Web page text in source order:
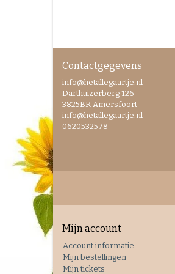
Contactgegevens
info@hetallegaartje.nl
Darthuizerberg 126
3825BR Amersfoort
info@hetallegaartje.nl
0620532578
Mijn account
Account informatie
Mijn bestellingen
Mijn tickets